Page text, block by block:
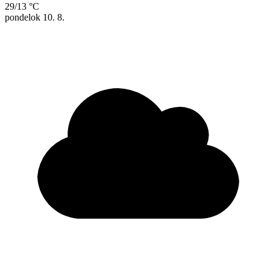
29/13 °C
pondelok 10. 8.